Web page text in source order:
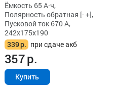
Ёмкость 65 А·ч,
Полярность обратная [- +],
Пусковой ток 670 А,
242x175x190
339р. при сдаче акб
357р.
Купить